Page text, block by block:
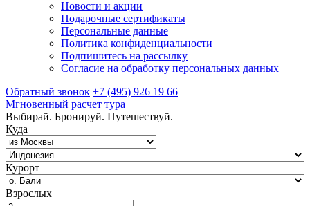
Новости и акции
Подарочные сертификаты
Персональные данные
Политика конфиденциальности
Подпишитесь на рассылку
Согласие на обработку персональных данных
Обратный звонок +7 (495) 926 19 66
Мгновенный расчет тура
Выбирай. Бронируй. Путешествуй.
Куда
Курорт
Взрослых